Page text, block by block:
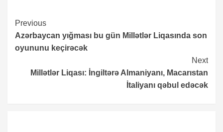
Continue
Reading
Previous
Azərbaycan yığması bu gün Millətlər Liqasında son
oyununu keçirəcək
Next
Millətlər Liqası: İngiltərə Almaniyanı, Macarıstan
İtaliyanı qəbul edəcək